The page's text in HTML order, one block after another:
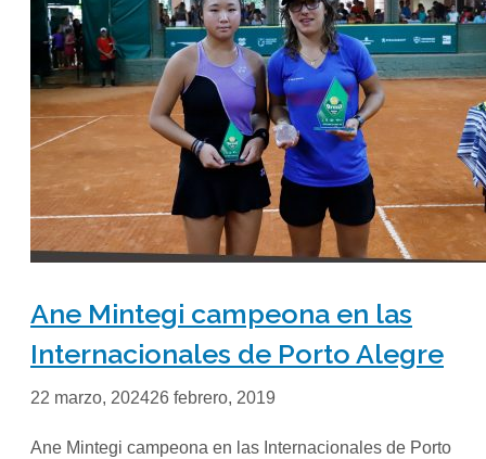
Ane Mintegi campeona en las
Internacionales de Porto Alegre
22 marzo, 202426 febrero, 2019
Ane Mintegi campeona en las Internacionales de Porto